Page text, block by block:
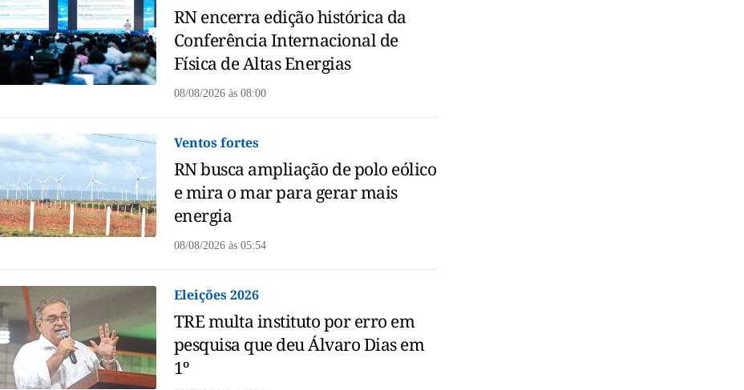
RN encerra edição histórica da
Conferência Internacional de
Física de Altas Energias
08/08/2026 às08:00
Ventos fortes
RN busca ampliação de polo eólico
e mira o mar para gerar mais
energia
08/08/2026 às05:54
Eleições 2026
TRE multa instituto por erro em
pesquisa que deu Álvaro Dias em
1º